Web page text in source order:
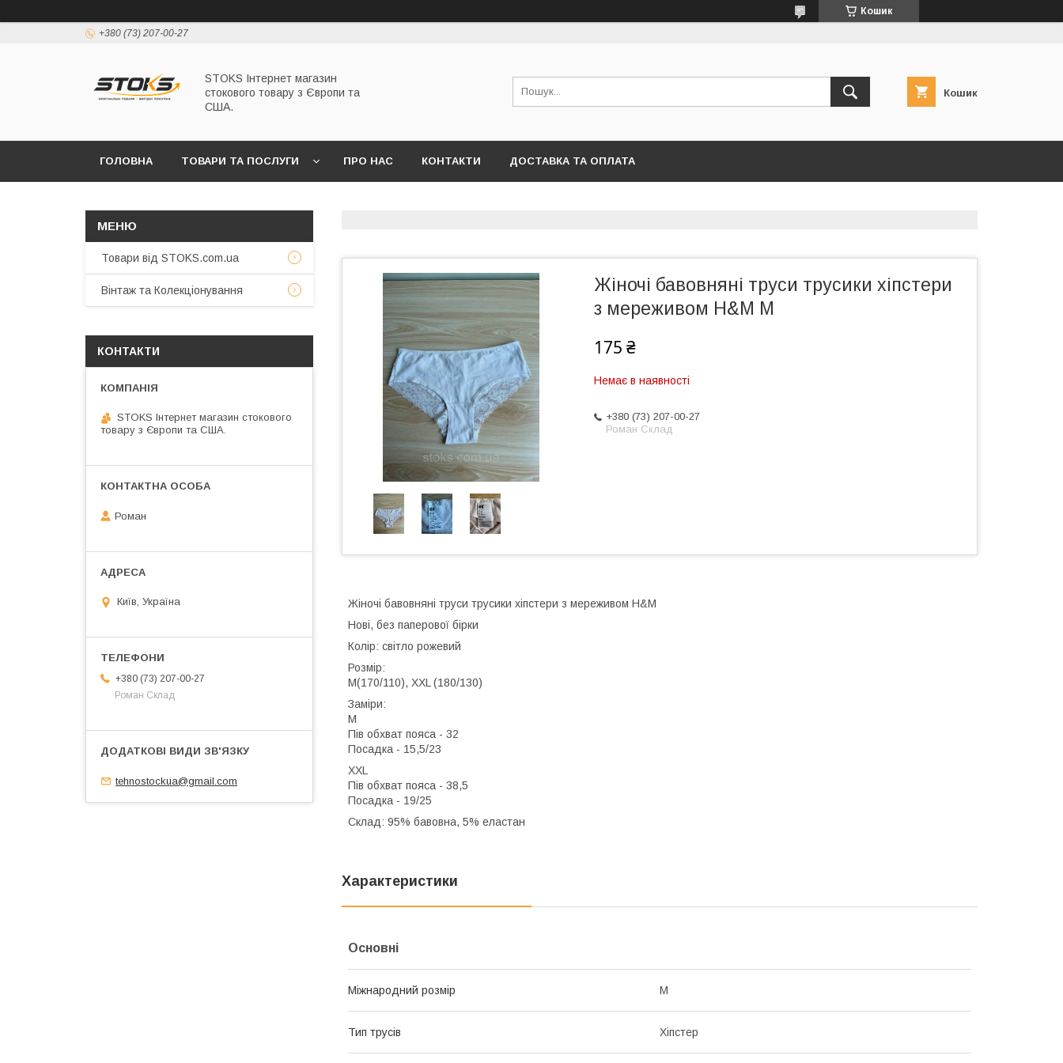
Кошик
+380 (73) 207-00-27
STOKS Інтернет магазин
стокового товару з Європи та
США.
Кошик
ГОЛОВНА ТОВАРИ ТА ПОСЛУГИ ПРО НАС КОНТАКТИ ДОСТАВКА ТА ОПЛАТА
Жіночі бавовняні труси трусики хіпстери
з мереживом H&M M
175 ₴
Немає в наявності
+380 (73) 207-00-27
Роман Склад
Жіночі бавовняні труси трусики хіпстери з мереживом H&M
Нові, без паперової бірки
Колір: світло рожевий
Розмір:
М(170/110), XXL (180/130)
Заміри:
M
Пів обхват пояса - 32
Посадка - 15,5/23
XXL
Пів обхват пояса - 38,5
Посадка - 19/25
Склад: 95% бавовна, 5% еластан
Характеристики
Основні
Міжнародний розмір M
Тип трусів Хіпстер
Товари від STOKS.com.ua
Вінтаж та Колекціонування
КОНТАКТИ
STOKS Інтернет магазин стокового
товару з Європи та США.
Роман
Київ, Україна
+380 (73) 207-00-27
Роман Склад
tehnostockua@gmail.com